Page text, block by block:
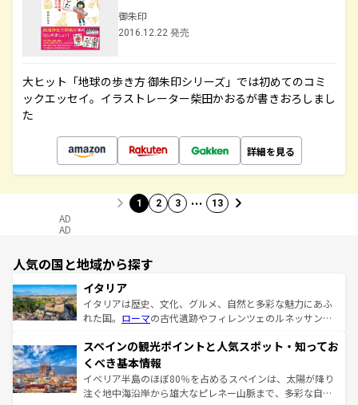
御朱印
2016.12.22 発売
大ヒット「地球の歩き方 御朱印シリーズ」では初めてのコミ
ックエッセイ。イラストレーター柴田かおるが書きおろしまし
た
詳細を見る
1 2 3 … 13
AD
AD
人気の国と地域から探す
イタリア
イタリアは歴史、文化、グルメ、自然と多彩な魅力にあふ
れた国。 ローマの古代遺跡やフィレンツェのルネッサンス
ろん、トスカーナの美しい田園風景やアマルフィ海岸の絶
景など、自然景観も見逃せない。観光の合間には、本場の
ピザやパスタなど、絶品のイタリア料理を堪能することも
できる。朝目覚めてから夜眠るまで、すべての瞬間を楽し
スペインの観光ポイントと人気スポット・知ってお
くべき基本情報
イベリア半島のほぼ80％を占めるスペインは、太陽が降り
注ぐ地中海沿岸から雄大なピレネー山脈まで、多彩な自然